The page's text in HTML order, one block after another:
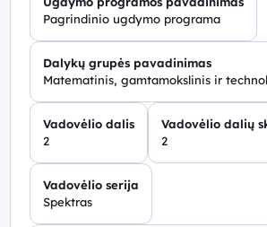
Pagrindinio ugdymo programa
Dalykų grupės pavadinimas
Matematinis, gamtamokslinis ir
Vadovėlio dalis
2
Vadovėlio dalių
2
Vadovėlio serija
Spektras